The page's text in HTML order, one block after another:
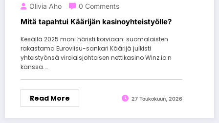
Olivia Aho 0 Comments
Mitä tapahtui Käärijän kasinoyhteistyölle?
Kesällä 2025 moni höristi korviaan: suomalaisten
rakastama Euroviisu-sankari Käärijä julkisti
yhteistyönsä virolaisjohtoisen nettikasino Winz.io:n
kanssa.…
Read More 27 Toukokuun, 2026